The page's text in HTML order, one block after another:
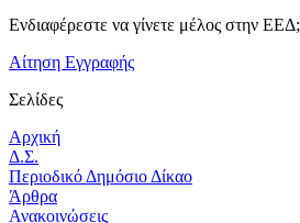
Ενδιαφέρεστε να γίνετε μέλος στην ΕΕΔ;
Αίτηση Εγγραφής
Σελίδες
Αρχική
Δ.Σ.
Περιοδικό Δημόσιο Δίκαο
Άρθρα
Ανακοινώσεις